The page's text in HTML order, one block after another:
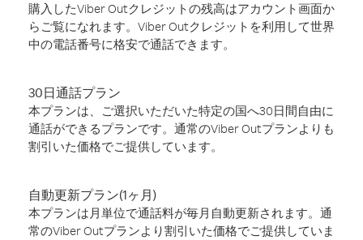
購入したViber Outクレジットの残高はアカウント画面か
らご覧になれます。Viber Outクレジットを利用して世界
中の電話番号に格安で通話できます。
30日通話プラン
本プランは、ご選択いただいた特定の国へ30日間自由に
通話ができるプランです。通常のViber Outプランよりも
割引いた価格でご提供しています。
自動更新プラン(1ヶ月)
本プランは月単位で通話料が毎月自動更新されます。通
常のViber Outプランより割引いた価格でご提供していま